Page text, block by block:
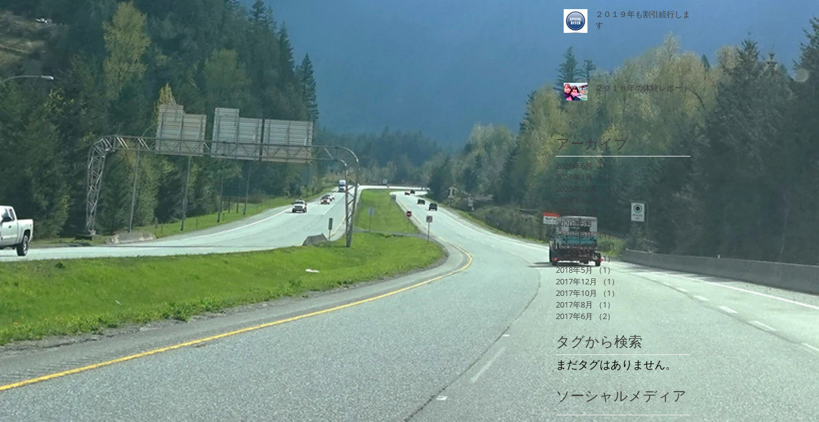
２０１９年も割引続行しま
す
２０１８年の体験レポート
アーカイブ
2026年6月 （1）
1件の記事
2026年1月
2025年12月
2024年11月
1件の記事
2022年11月
1件の記事
2020年9月（1）
1件の記事
2019年9月（1）1件の記事
2018年12月（1） 1件の記事
2018年9月（1）1件の記事
2018年5月（1） 1件の記事
2017年12月
（1）
1件の記事
2017年10月
（1）
2017年8月
（1）
2017年6月
（2）
タグから検索
まだタグはありません。
ソーシャルメディア